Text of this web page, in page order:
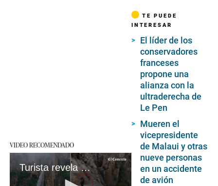
VIDEO RECOMENDADO
Turista revela que la cascada más alta de China es falsa al descubrir una tubería en la cima
TE PUEDE
INTERESAR
El líder de los
conservadores
franceses
propone una
alianza con la
ultraderecha de
Le Pen
Mueren el
vicepresidente
de Malaui y otras
nueve personas
en un accidente
de avión